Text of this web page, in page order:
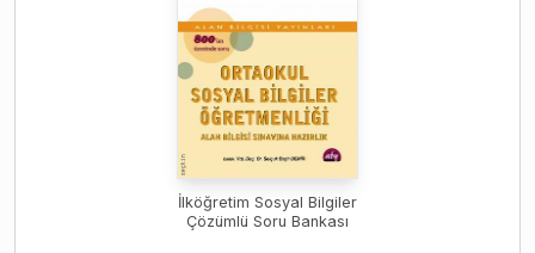
İlköğretim Sosyal Bilgiler
Çözümlü Soru Bankası